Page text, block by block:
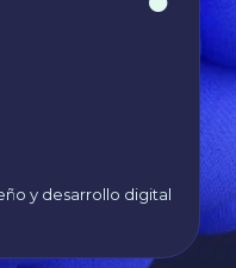
y desarrollo digital